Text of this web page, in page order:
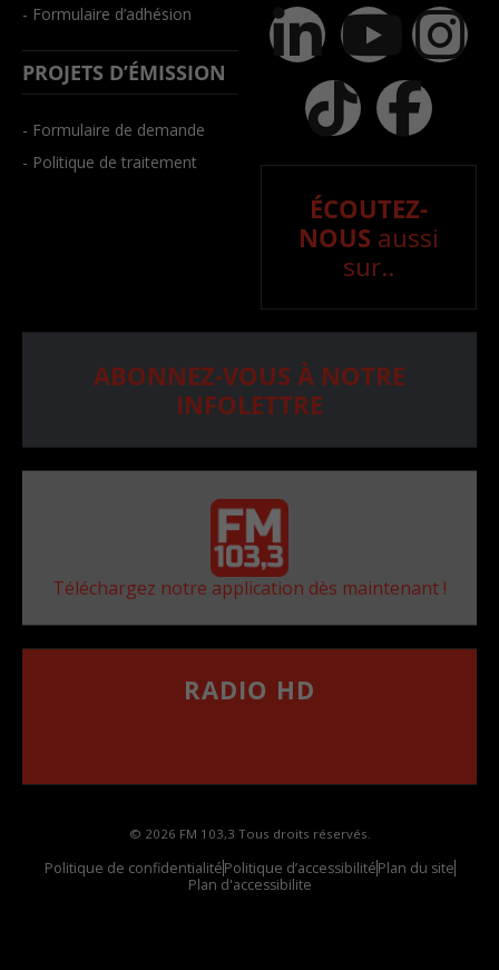
- Formulaire d’adhésion
PROJETS D’ÉMISSION
- Formulaire de demande
- Politique de traitement
ÉCOUTEZ-
NOUS aussi
sur..
ABONNEZ-VOUS À NOTRE
INFOLETTRE
Téléchargez notre application dès maintenant !
RADIO HD
© 2026 FM 103,3 Tous droits réservés.
Politique de confidentialitéPolitique d’accessibilitéPlan du site
Plan d'accessibilite